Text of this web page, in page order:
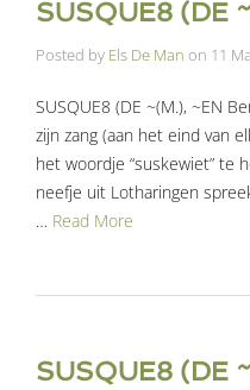
SUSQUE8 (DE
Posted by Els De Man on 11
SUSQUE8 (DE ~(M.), ~EN
zijn zang (aan het eind van
het woordje “suskewiet” te
neefje uit Lotharingen
… Read More
SUSQUE8 (DE